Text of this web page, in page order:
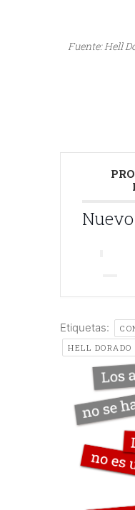
Fuente: Hell
Etiquetas:
HELL DORADO